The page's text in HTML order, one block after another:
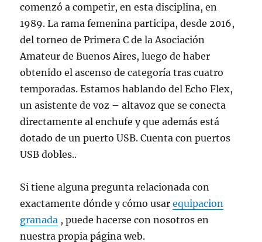
comenzó a competir, en esta disciplina, en
1989. La rama femenina participa, desde 2016,
del torneo de Primera C de la Asociación
Amateur de Buenos Aires, luego de haber
obtenido el ascenso de categoría tras cuatro
temporadas. Estamos hablando del Echo Flex,
un asistente de voz – altavoz que se conecta
directamente al enchufe y que además está
dotado de un puerto USB. Cuenta con puertos
USB dobles..
Si tiene alguna pregunta relacionada con
exactamente dónde y cómo usarequipacion
granada , puede hacerse con nosotros en
nuestra propia página web.